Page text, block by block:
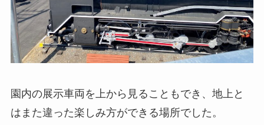
園内の展示車両を上から見ることもでき、地上と
はまた違った楽しみ方ができる場所でした。